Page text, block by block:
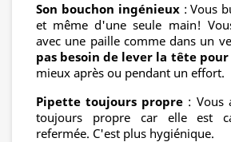
Son bouchon ingénieux: Vous
et même d'une seule main!
avec une paille comme dans un
pas besoin de lever la tête
mieux après ou pendant un effort.
Pipette toujours propre : Vous
toujours propre car elle est
refermée. C'est plus hygiénique.